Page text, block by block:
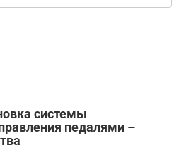
системы
педалями –